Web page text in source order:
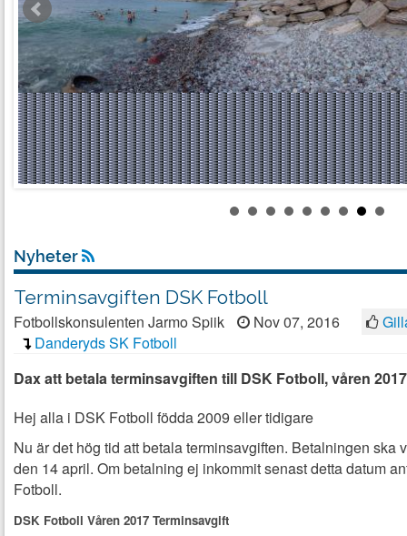
Nyheter
Terminsavgiften DSK Fotboll
Fotbollskonsulenten Jarmo Spiik Nov 07, 2016
Danderyds SK Fotboll
Dax att betala terminsavgiften till DSK Fotboll, våren
Hej alla i DSK Fotboll födda 2009 eller tidigare
Nu är det hög tid att betala terminsavgiften. Betalningen ska
den 14 april. Om betalning ej inkommit senast detta datum
Fotboll.
DSK Fotboll Våren 2017 Terminsavgift